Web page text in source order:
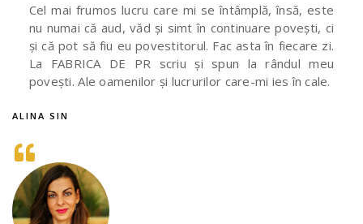
Cel mai frumos lucru care mi se întâmplă, însă, este
nu numai că aud, văd și simt în continuare povești, ci
și că pot să fiu eu povestitorul. Fac asta în fiecare zi.
La FABRICA DE PR scriu și spun la rândul meu
povești. Ale oamenilor și lucrurilor care-mi ies în cale.
ALINA SIN